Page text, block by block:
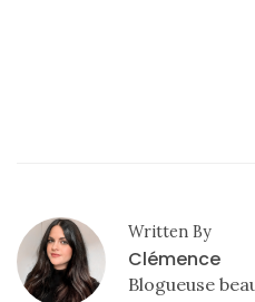
Written By
Clémence
Blogueuse